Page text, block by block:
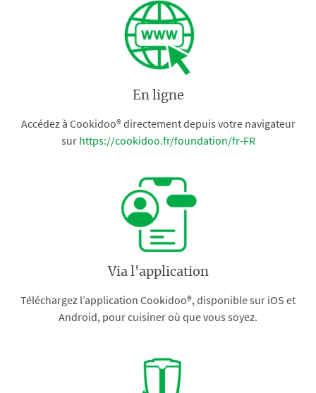
En ligne
Accédez à Cookidoo® directement depuis votre navigateur
sur https://cookidoo.fr/foundation/fr-FR
Via l'application
Téléchargez l’application Cookidoo®, disponible sur iOS et
Android, pour cuisiner où que vous soyez.